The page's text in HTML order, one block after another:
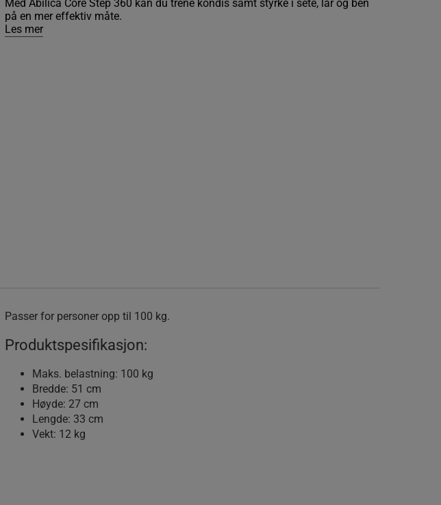
Med Abilica Core Step 360 kan du trene kondis samt styrke i sete, lår og ben
på en mer effektiv måte.
Les mer
Passer for personer opp til 100 kg.
Produktspesifikasjon:
Maks. belastning: 100 kg
Bredde: 51 cm
Høyde: 27 cm
Lengde: 33 cm
Vekt: 12 kg